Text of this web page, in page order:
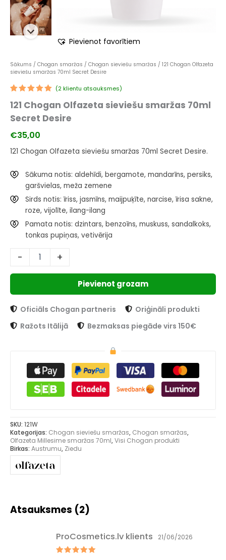
Pievienot favorītiem
Sākums / Chogan smaržas / Chogan sieviešu smaržas / 121 Chogan Olfazeta
sieviešu smaržas 70ml Secret Desire
5.00no 5
balstoties
pircēju
(2klientu atsauksmes)
121 Chogan Olfazeta sieviešu smaržas 70ml
Secret Desire
€35,00
121 Chogan Olfazeta sieviešu smaržas 70ml Secret Desire.
Sākuma notis: aldehīdi, bergamote, mandarīns, persiks,
garšvielas, meža zemene
Sirds notis: īriss, jasmīns, maijpuķīte, narcise, īrisa sakne,
roze, vijolīte, ilang-ilang
Pamata notis: dzintars, benzoīns, muskuss, sandalkoks,
tonkas pupiņas, vetivērija
- +
Pievienot grozam
Oficiāls Chogan partneris
Oriģināli produkti
Ražots Itālijā
Bezmaksas piegāde virs 150€
SKU: 121W
Kategorijas: Chogan sieviešu smaržas, Chogan smaržas,
Olfazeta Millesime smaržas 70ml,Visi Chogan produkti
Birkas: Austrumu, Ziedu
Atsauksmes (2)
ProCosmetics.lv klients 21/06/2026